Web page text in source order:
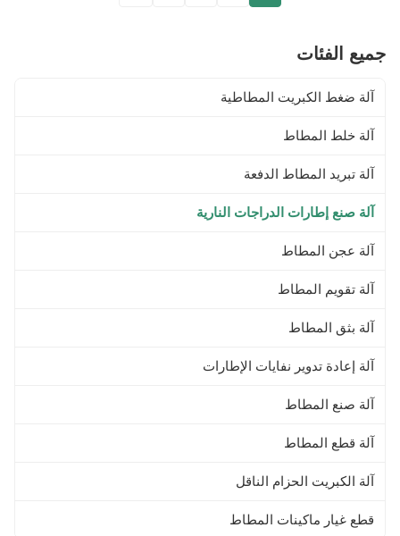
800x500x850mm This machine
جميع الفئات
آلة ضغط الكبريت المطاطية
آلة خلط المطاط
آلة تبريد المطاط الدفعة
آلة صنع إطارات الدراجات النارية
آلة عجن المطاط
آلة تقويم المطاط
آلة بثق المطاط
آلة إعادة تدوير نفايات الإطارات
آلة صنع المطاط
آلة قطع المطاط
آلة الكبريت الحزام الناقل
قطع غيار ماكينات المطاط